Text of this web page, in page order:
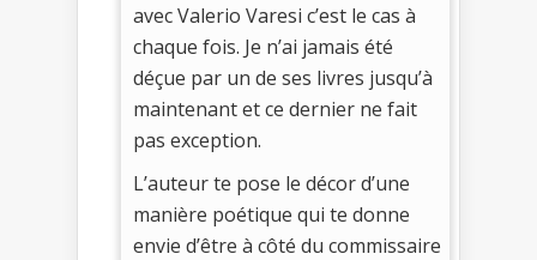
avec Valerio Varesi c’est le cas à
chaque fois. Je n’ai jamais été
déçue par un de ses livres jusqu’à
maintenant et ce dernier ne fait
pas exception.
L’auteur te pose le décor d’une
manière poétique qui te donne
envie d’être à côté du commissaire